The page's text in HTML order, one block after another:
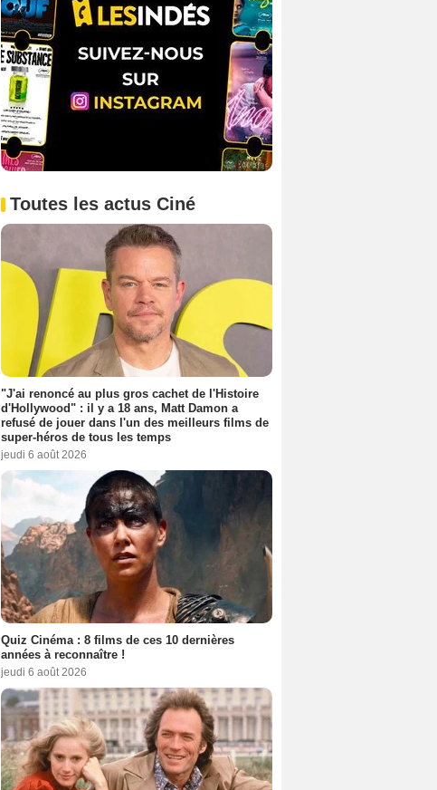
Toutes les actus Ciné
"J'ai renoncé au plus gros cachet de l'Histoire
d'Hollywood" : il y a 18 ans, Matt Damon a
refusé de jouer dans l'un des meilleurs films de
super-héros de tous les temps
jeudi 6 août 2026
Quiz Cinéma : 8 films de ces 10 dernières
années à reconnaître !
jeudi 6 août 2026